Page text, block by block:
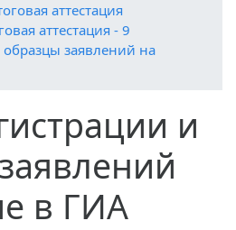
аттестация
аттестация - 9
заявлений на
и
в ГИА